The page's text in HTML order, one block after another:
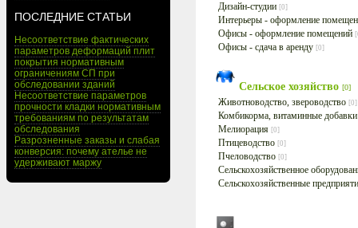
ПОСЛЕДНИЕ СТАТЬИ
Несоответствие фактических
параметров деформаций плит
покрытия нормативным
ограничениям СП при
обследовании зданий
Несоответствие параметров
прочности кладки нормативным
требованиям по результатам
обследования
Разрозненные заказы и слабая
конверсия: почему ателье не
удерживают маржу
Дизайн-студии [0]
Интерьеры - оформление
Офисы - оформление помещений
Офисы - сдача в аренду [0]
Сельское хозяйство [0]
Животноводство, звероводство [0]
Комбикорма, витаминные
Мелиорация [0]
Птицеводство [0]
Пчеловодство [0]
Сельскохозяйственное
Сельскохозяйственные